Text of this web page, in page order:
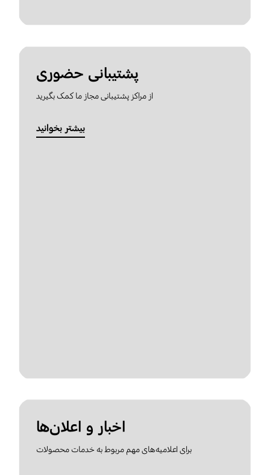
پشتیبانی حضوری
از مراکز پشتیبانی مجاز ما کمک بگیرید
بیشتر بخوانید
اخبار و اعلان‌ها
برای اعلامیه‌های مهم مربوط به خدمات محصولات